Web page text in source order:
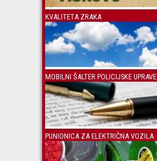
KVALITETA ZRAKA
MOBILNI ŠALTER POLICIJSKE UPRAVE
PUNIONICA ZA ELEKTRIČNA VOZILA